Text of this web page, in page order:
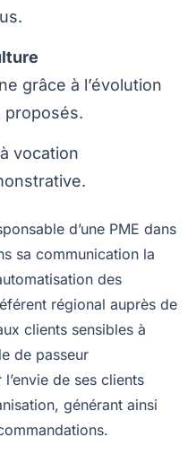
grâce à l’évolution
proposés.
à vocation
d’une PME dans
sa communication la
des
régional auprès de
clients sensibles à
de passeur
de ses clients
générant ainsi